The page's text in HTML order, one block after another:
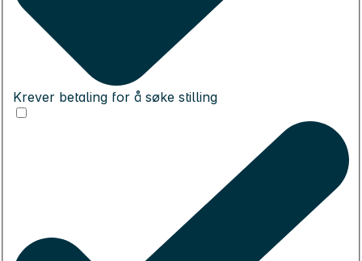
Krever betaling for å søke stilling